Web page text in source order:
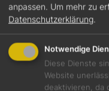
anpassen. Um mehr zu
Datenschutzerklärung
Notwendige
Diese Dienste
Website
deaktivieren, da